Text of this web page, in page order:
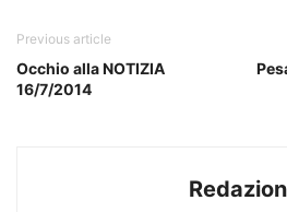
Previous article
Occhio alla NOTIZIA
16/7/2014